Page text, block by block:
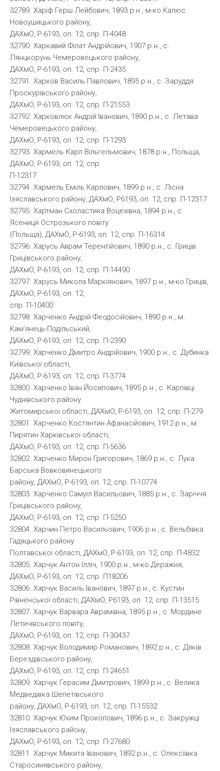
32789. Харіф Герш Лейбович, 1893 р.н., м-ко Калюс
Новоушицького району,
ДАХмО, Р-6193, оп. 12, спр. П-4048
32790. Харкавий Філат Андрійович, 1907 р.н., с.
Лянцкорунь Чемеровецького району,
ДАХмО, Р-6193, оп. 12, спр. П-2435
32791. Харков Василь Павлович, 1895 р.н., с. Заруддя
Проскурівського району,
ДАХмО, Р-6193, оп. 12, спр. П-21553
32792. Харковлюк Андрій Іванович, 1890 р.н., с. Летава
Чемеровецького району,
ДАХмО, Р-6193, оп. 12, спр. П-1293
32793. Хармель Карл Вільгельмович, 1878 р.н., Польща,
ДАХмО, Р-6193, оп. 12, спр.
П-12317
32794. Хармель Еміль Карлович, 1899 р.н., с. Лісна
Ізяславського району, ДАХмО, Р6193, оп. 12, спр. П-12317
32795. Хартман Схоластика Воцехівна, 1894 р.н., с.
Ясениця Острозького повіту
(Польща), ДАХмО, Р-6193, оп. 12, спр. П-16314
32796. Харусь Аврам Терентійович, 1890 р.н., с. Гриців
Грицівського району,
ДАХмО, Р-6193, оп. 12, спр. П-14490
32797. Харусь Микола Маркіянович, 1897 р.н., м-ко Гриців,
ДАХмО, Р-6193, оп. 12,
спр. П-10400
32798. Харченко Андрій Феодосійович, 1890 р.н., м.
Кам’янець-Подільський,
ДАХмО, Р-6193, оп. 12, спр. П-2390
32799. Харченко Дмитро Андрійович, 1900 р.н., с. Дубинка
Київської області,
ДАХмО, Р-6193, оп. 12, спр. П-3774
32800. Харченко Іван Йосипович, 1895 р.н., с. Карпівці
Чуднівського району
Житомирської області, ДАХмО, Р-6193, оп. 12, спр. П-279
32801. Харченко Костянтин Афанасійович, 1912 р.н., м.
Пирятин Харківської області,
ДАХмО, Р-6193, оп. 12, спр. П-5636
32802. Харченко Мирон Григорович, 1869 р.н., с. Лука
Барська Вовковинецького
району, ДАХмО, Р-6193, оп. 12, спр. П-10774
32803. Харченко Самуїл Васильович, 1885 р.н., с. Заріччя
Грицівського району,
ДАХмО, Р-6193, оп. 12, спр. П-5250
32804. Харчин Петро Васильович, 1906 р.н., с. Вельбівка
Гадяцького району
Полтавської області, ДАХмО, Р-6193, оп. 12, спр. П-4832
32805. Харчук Антон Ілліч, 1900 р.н., м-ко Деражня,
ДАХмО, Р-6193, оп. 12, спр. П18206
32806. Харчук Василь Іванович, 1897 р.н., с. Кустин
Рівненської області, ДАХмО, Р6193, оп. 12, спр. П-13515
32807. Харчук Варвара Аврамівна, 1895 р.н., с. Мордине
Летичівського повіту,
ДАХмО, Р-6193, оп. 12, спр. П-30437
32808. Харчук Володимир Романович, 1892 р.н., с. Дяків
Берездівського району,
ДАХмО, Р-6193, оп. 12, спр. П-24651
32809. Харчук Герасим Дмитрович, 1899 р.н., с. Велика
Медведівка Шепетівського
району, ДАХмО, Р-6193, оп. 12, спр. П-15532
32810. Харчук Юхим Прокопович, 1896 р.н., с. Закружці
Ізяславського району,
ДАХмО, Р-6193, оп. 12, спр. П-27680
32811. Харчук Микита Іванович, 1892 р.н., с. Олексіївка
Старосинявського району,